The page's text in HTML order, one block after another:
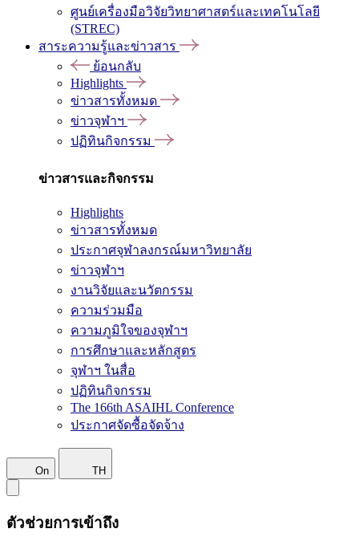
ศูนย์เครื่องมือวิจัยวิทยาศาสตร์และเทคโนโลยี
(STREC)
สาระความรู้และข่าวสาร
ย้อนกลับ
Highlights
ข่าวสารทั้งหมด
ข่าวจุฬาฯ
ปฏิทินกิจกรรม
ข่าวสารและกิจกรรม
Highlights
ข่าวสารทั้งหมด
ประกาศจุฬาลงกรณ์มหาวิทยาลัย
ข่าวจุฬาฯ
งานวิจัยและนวัตกรรม
ความร่วมมือ
ความภูมิใจของจุฬาฯ
การศึกษาและหลักสูตร
จุฬาฯ ในสื่อ
ปฏิทินกิจกรรม
The 166th ASAIHL Conference
ประกาศจัดซื้อจัดจ้าง
On TH
ตัวช่วยการเข้าถึง